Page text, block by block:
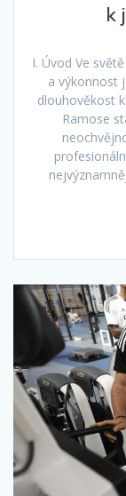
k
I. Úvod Ve
a výkonnost
dlouhověkost
Ramose